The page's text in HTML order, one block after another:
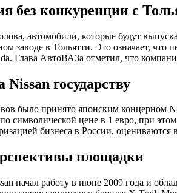
без конкуренции с
автомобили, которые будут
заводе в Тольятти. Это означает, что
Глава АвтоВАЗа отметил, что
Nissan государству
было принято японским концерном
символической цене в 1 евро, при
бизнеса в России,
площадки
начал работу в июне 2009 года и